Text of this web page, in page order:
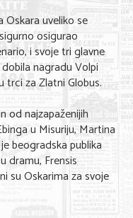
Oskara uveliko se
osigurao
i svoje tri glavne
nagradu Volpi
trci za Zlatni Globus.
od najzapaženijih
u Misuriju, Martina
beogradska publika
dramu, Frensis
su Oskarima za svoje